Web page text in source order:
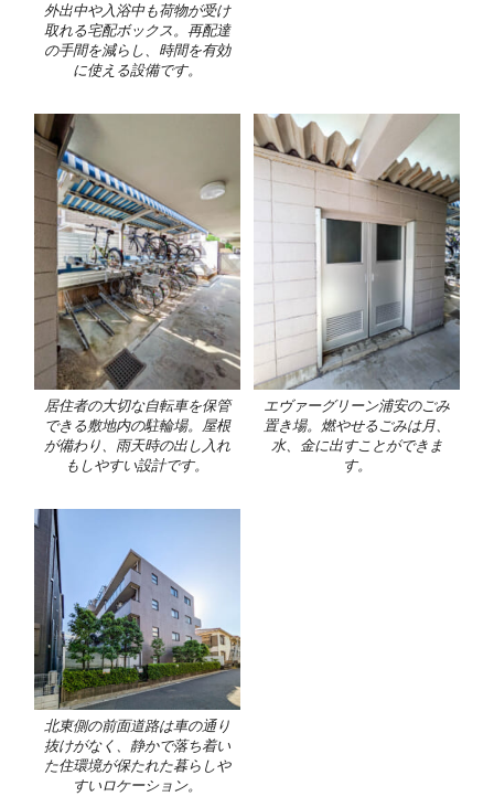
外出中や入浴中も荷物が受け
取れる宅配ボックス。再配達
の手間を減らし、時間を有効
に使える設備です。
居住者の大切な自転車を保管
できる敷地内の駐輪場。屋根
が備わり、雨天時の出し入れ
もしやすい設計です。
エヴァーグリーン浦安のごみ
置き場。燃やせるごみは月、
水、金に出すことができま
す。
北東側の前面道路は車の通り
抜けがなく、静かで落ち着い
た住環境が保たれた暮らしや
すいロケーション。